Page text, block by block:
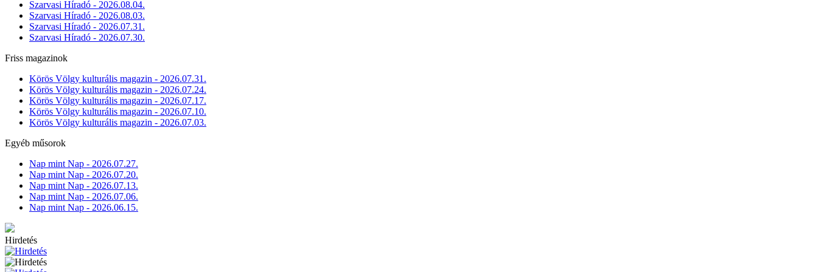
Szarvasi Híradó - 2026.08.04.
Szarvasi Híradó - 2026.08.03.
Szarvasi Híradó - 2026.07.31.
Szarvasi Híradó - 2026.07.30.
Friss magazinok
Körös Völgy kulturális magazin - 2026.07.31.
Körös Völgy kulturális magazin - 2026.07.24.
Körös Völgy kulturális magazin - 2026.07.17.
Körös Völgy kulturális magazin - 2026.07.10.
Körös Völgy kulturális magazin - 2026.07.03.
Egyéb műsorok
Nap mint Nap - 2026.07.27.
Nap mint Nap - 2026.07.20.
Nap mint Nap - 2026.07.13.
Nap mint Nap - 2026.07.06.
Nap mint Nap - 2026.06.15.
Hirdetés